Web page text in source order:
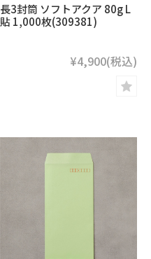
長3封筒 ソフトアクア 80g L
貼 1,000枚(309381)
¥4,900(税込)